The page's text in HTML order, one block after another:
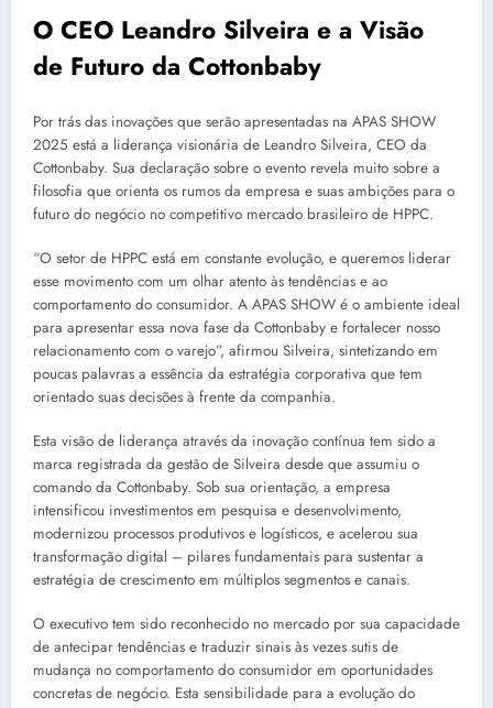
O CEO Leandro Silveira e a Visão
de Futuro da Cottonbaby
Por trás das inovações que serão apresentadas na APAS SHOW
2025 está a liderança visionária de Leandro Silveira, CEO da
Cottonbaby. Sua declaração sobre o evento revela muito sobre a
filosofia que orienta os rumos da empresa e suas ambições para o
futuro do negócio no competitivo mercado brasileiro de HPPC.
“O setor de HPPC está em constante evolução, e queremos liderar
esse movimento com um olhar atento às tendências e ao
comportamento do consumidor. A APAS SHOW é o ambiente ideal
para apresentar essa nova fase da Cottonbaby e fortalecer nosso
relacionamento com o varejo”, afirmou Silveira, sintetizando em
poucas palavras a essência da estratégia corporativa que tem
orientado suas decisões à frente da companhia.
Esta visão de liderança através da inovação contínua tem sido a
marca registrada da gestão de Silveira desde que assumiu o
comando da Cottonbaby. Sob sua orientação, a empresa
intensificou investimentos em pesquisa e desenvolvimento,
modernizou processos produtivos e logísticos, e acelerou sua
transformação digital – pilares fundamentais para sustentar a
estratégia de crescimento em múltiplos segmentos e canais.
O executivo tem sido reconhecido no mercado por sua capacidade
de antecipar tendências e traduzir sinais às vezes sutis de
mudança no comportamento do consumidor em oportunidades
concretas de negócio. Esta sensibilidade para a evolução do